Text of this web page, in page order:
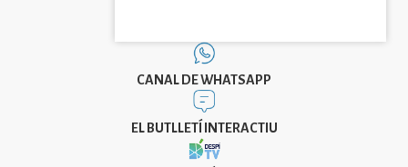
CANAL DE WHATSAPP
EL BUTLLETÍ INTERACTIU